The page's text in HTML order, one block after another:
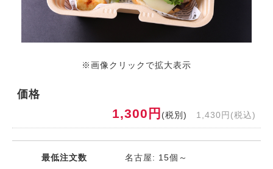
※画像クリックで拡大表示
価格
1,300円 (税別) 1,430円(税込)
最低注文数 名古屋: 15個～